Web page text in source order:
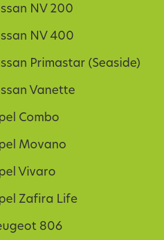
NV 200
NV 400
Primastar (Seaside)
Vanette
Combo
Movano
Vivaro
Zafira Life
806